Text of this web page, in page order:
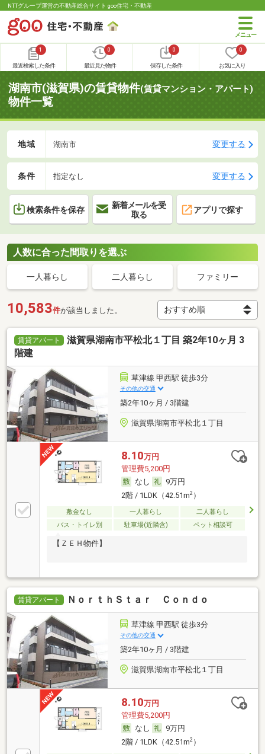
NTTグループ運営の不動産総合サイト goo住宅・不動産
1
最近検索した条件
0
最近見た物件
0
保存した条件
0
お気に入り
湖南市(滋賀県)の賃貸物件(賃貸マンション・アパート)
物件一覧
地域 湖南市 変更する
条件 指定なし 変更する
検索条件を保存
新着メールを受
取る
アプリで探す
人数に合った間取りを選ぶ
一人暮らし 二人暮らし ファミリー
10,583件が該当しました。
賃貸アパート
滋賀県湖南市平松北１丁目 築2年10ヶ月 3
階建
草津線 甲西駅 徒歩3分
その他の交通
築2年10ヶ月 / 3階建
滋賀県湖南市平松北１丁目
8.10万円
管理費5,200円
なし
9万円
2階 / 1LDK（42.51m2）
敷金なし 一人暮らし
二人暮らし
バス・トイレ別
駐車場(近隣含) ペット相談可
【ＺＥＨ物件】
賃貸アパート ＮｏｒｔｈＳｔａｒ Ｃｏｎｄｏ
草津線 甲西駅 徒歩3分
その他の交通
築2年10ヶ月 / 3階建
滋賀県湖南市平松北１丁目
8.10万円
管理費5,200円
なし
9万円
2階 / 1LDK（42.51m2）